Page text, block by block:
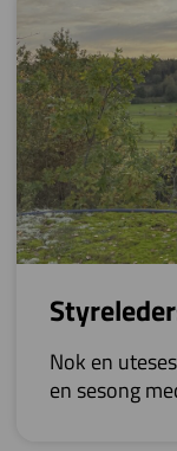
Nok en
en sesong